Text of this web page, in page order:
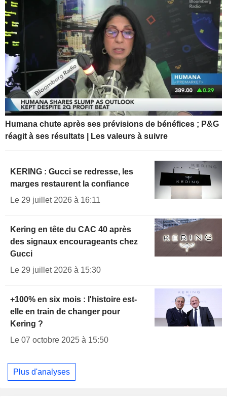
Humana chute après ses prévisions de bénéfices ; P&G
réagit à ses résultats | Les valeurs à suivre
KERING : Gucci se redresse, les
marges restaurent la confiance
Le 29 juillet 2026 à 16:11
Kering en tête du CAC 40 après
des signaux encourageants chez
Gucci
Le 29 juillet 2026 à 15:30
+100% en six mois : l'histoire est-
elle en train de changer pour
Kering ?
Le 07 octobre 2025 à 15:50
Plus d'analyses